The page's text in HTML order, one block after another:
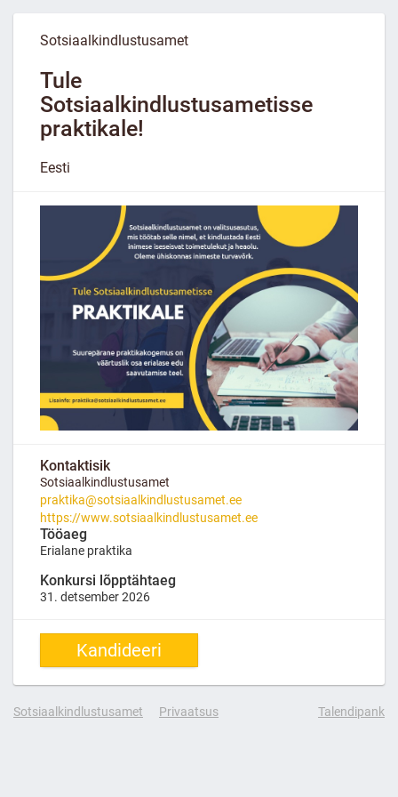
Sotsiaalkindlustusamet
Tule
Sotsiaalkindlustusametisse
praktikale!
Eesti
Kontaktisik
Sotsiaalkindlustusamet
praktika@sotsiaalkindlustusamet.ee
https://www.sotsiaalkindlustusamet.ee
Tööaeg
Erialane praktika
Konkursi lõpptähtaeg
31. detsember 2026
Kandideeri
Sotsiaalkindlustusamet Privaatsus Talendipank